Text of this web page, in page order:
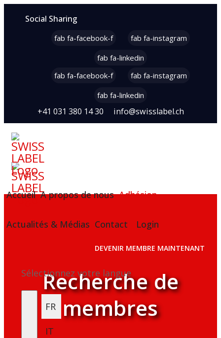
Social Sharing
fab fa-facebook-f
fab fa-instagram
fab fa-linkedin
fab fa-facebook-f
fab fa-instagram
fab fa-linkedin
+41 031 380 14 30 info@swisslabel.ch
Accueil A propos de nous Adhésion
Actualités & Médias Contact Login
DEVENIR MEMBRE MAINTENANT
Sélectionnez votre langue
FR
IT
Recherche de
membres